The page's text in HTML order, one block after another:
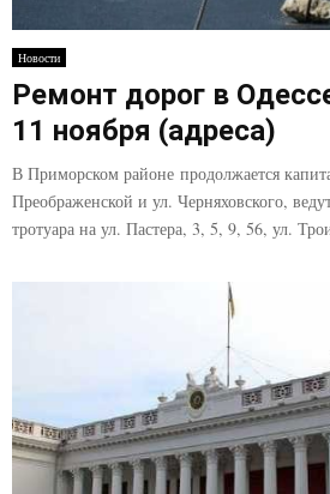
Новости
Ремонт дорог в
11 ноября (адреса)
В Приморском районе продолжается
Преображенской и ул. Черняховского,
тротуара на ул. Пастера, 3, 5, 9, 56, ул.